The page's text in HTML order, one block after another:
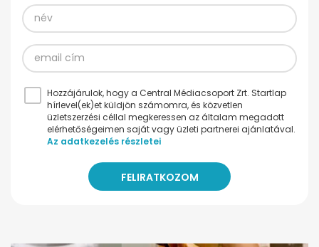
Hozzájárulok, hogy a Central Médiacsoport Zrt. Startlap
hírlevel(ek)et küldjön számomra, és közvetlen
üzletszerzési céllal megkeressen az általam megadott
elérhetőségeimen saját vagy üzleti partnerei ajánlatával.
Az adatkezelés részletei